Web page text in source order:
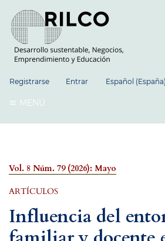
Registrarse Entrar Español (España)
MENÚ
Vol. 8 Núm. 79 (2026): Mayo
ARTÍCULOS
Influencia del